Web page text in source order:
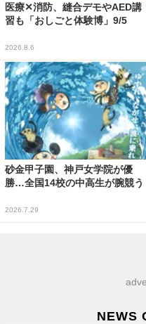
医療✕消防、縫合デモやAED講
習も「おしごと体験博」9/5
2026.8.6
砂金甲子園、神戸女学院が優
勝…全国14校の中高生が腕競う
2026.7.29
NEWS